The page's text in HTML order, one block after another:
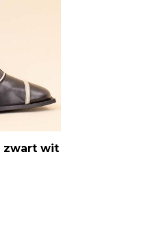
zwart wit